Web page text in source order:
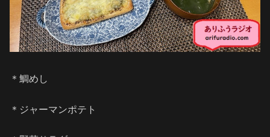
＊鯛めし
＊ジャーマンポテト